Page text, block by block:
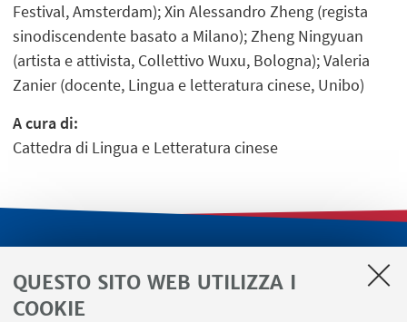
QUESTO SITO WEB UTILIZZA I
COOKIE
Festival, Amsterdam); Xin Alessandro Zheng (regista
sinodiscendente basato a Milano); Zheng Ningyuan
(artista e attivista, Collettivo Wuxu, Bologna); Valeria
Zanier (docente, Lingua e letteratura cinese, Unibo)
A cura di:
Cattedra di Lingua e Letteratura cinese